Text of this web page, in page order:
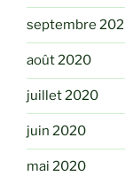
septembre
août 2020
juillet 2020
juin 2020
mai 2020